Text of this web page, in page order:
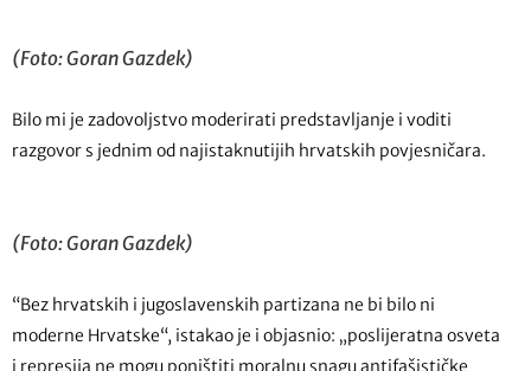
(Foto: Goran Gazdek)
Bilo mi je zadovoljstvo moderirati predstavljanje i voditi
razgovor s jednim od najistaknutijih hrvatskih povjesničara.
(Foto: Goran Gazdek)
“Bez hrvatskih i jugoslavenskih partizana ne bi bilo ni
moderne Hrvatske“, istakao je i objasnio: „poslijeratna osveta
i represija ne mogu poništiti moralnu snagu antifašističke